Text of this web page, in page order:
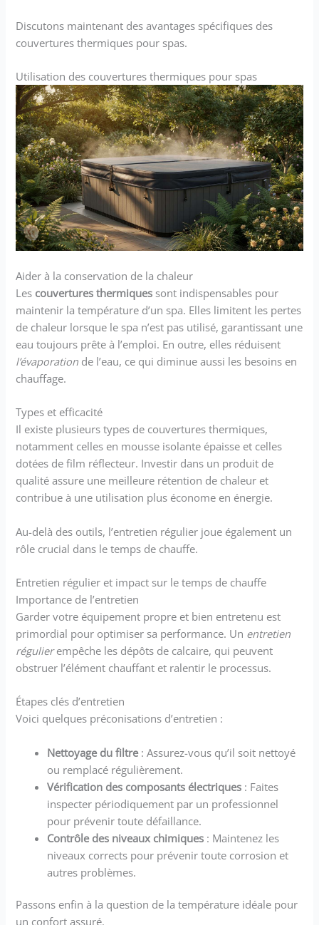
Discutons maintenant des avantages spécifiques des
couvertures thermiques pour spas.
Utilisation des couvertures thermiques pour spas
Aider à la conservation de la chaleur
Les couvertures thermiques sont indispensables pour
maintenir la température d’un spa. Elles limitent les pertes
de chaleur lorsque le spa n’est pas utilisé, garantissant une
eau toujours prête à l’emploi. En outre, elles réduisent
l’évaporation de l’eau, ce qui diminue aussi les besoins en
chauffage.
Types et efficacité
Il existe plusieurs types de couvertures thermiques,
notamment celles en mousse isolante épaisse et celles
dotées de film réflecteur. Investir dans un produit de
qualité assure une meilleure rétention de chaleur et
contribue à une utilisation plus économe en énergie.
Au-delà des outils, l’entretien régulier joue également un
rôle crucial dans le temps de chauffe.
Entretien régulier et impact sur le temps de chauffe
Importance de l’entretien
Garder votre équipement propre et bien entretenu est
primordial pour optimiser sa performance. Un entretien
régulierempêche les dépôts de calcaire, qui peuvent
obstruer l’élément chauffant et ralentir le processus.
Étapes clés d’entretien
Voici quelques préconisations d’entretien :
Nettoyage du filtre: Assurez-vous qu’il soit nettoyé
ou remplacé régulièrement.
Vérification des composants électriques : Faites
inspecter périodiquement par un professionnel
pour prévenir toute défaillance.
Contrôle des niveaux chimiques : Maintenez les
niveaux corrects pour prévenir toute corrosion et
autres problèmes.
Passons enfin à la question de la température idéale pour
un confort assuré.